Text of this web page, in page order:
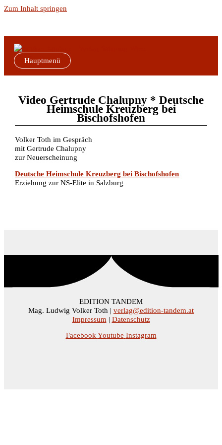
Zum Inhalt springen
Hauptmenü
Video Gertrude Chalupny * Deutsche
Heimschule Kreuzberg bei
Bischofshofen
Volker Toth im Gespräch
mit Gertrude Chalupny
zur Neuerscheinung
Deutsche Heimschule Kreuzberg bei Bischofshofen
Erziehung zur NS-Elite in Salzburg
EDITION TANDEM
Mag. Ludwig Volker Toth | verlag@edition-tandem.at
Impressum | Datenschutz
Facebook Youtube Instagram